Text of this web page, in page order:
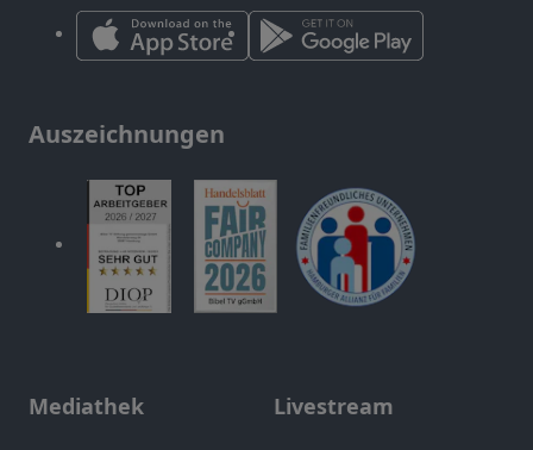
Auszeichnungen
Mediathek Livestream